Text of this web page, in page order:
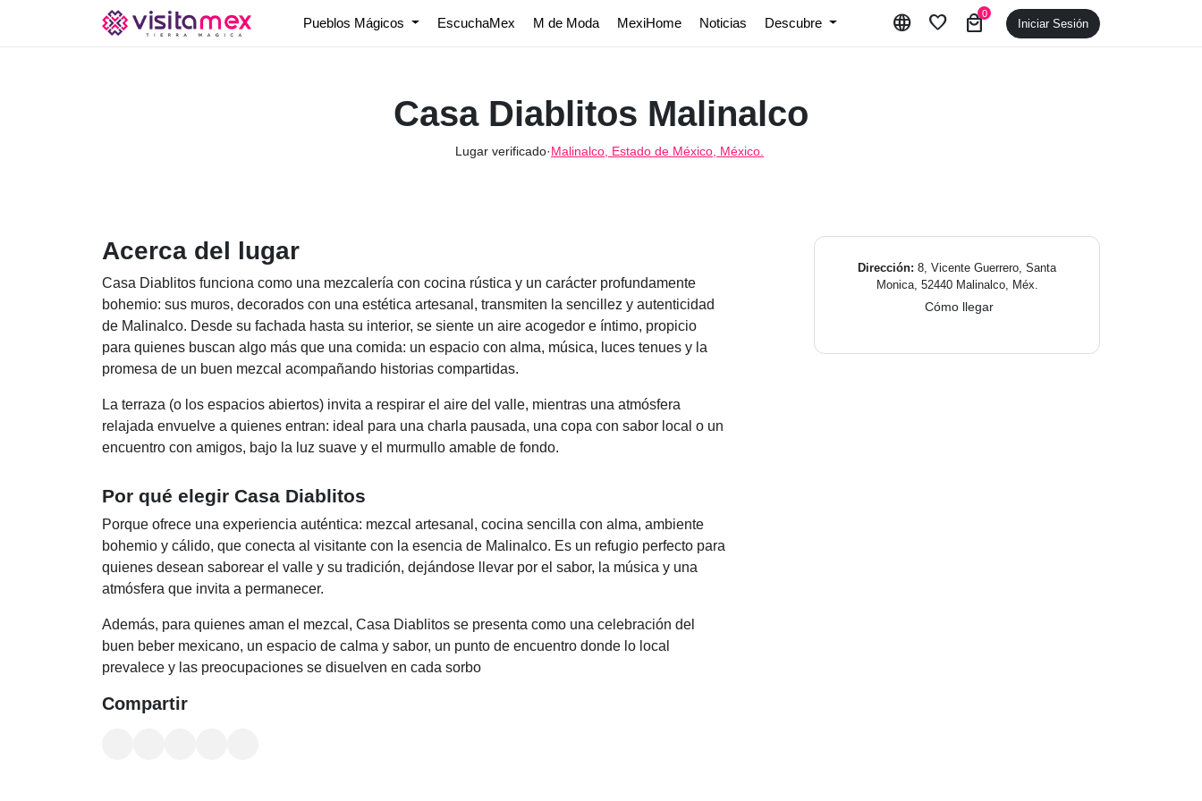
Pueblos Mágicos EscuchaMex M de Moda MexiHome Noticias Descubre language favorite 0
local_mall Iniciar Sesión
Casa Diablitos Malinalco
Lugar verificado·Malinalco, Estado de México, México.
Acerca del lugar
Casa Diablitos funciona como una mezcalería con cocina rústica y un carácter profundamente
bohemio: sus muros, decorados con una estética artesanal, transmiten la sencillez y autenticidad
de Malinalco. Desde su fachada hasta su interior, se siente un aire acogedor e íntimo, propicio
para quienes buscan algo más que una comida: un espacio con alma, música, luces tenues y la
promesa de un buen mezcal acompañando historias compartidas.
La terraza (o los espacios abiertos) invita a respirar el aire del valle, mientras una atmósfera
relajada envuelve a quienes entran: ideal para una charla pausada, una copa con sabor local o un
encuentro con amigos, bajo la luz suave y el murmullo amable de fondo.
Por qué elegir Casa Diablitos
Porque ofrece una experiencia auténtica: mezcal artesanal, cocina sencilla con alma, ambiente
bohemio y cálido, que conecta al visitante con la esencia de Malinalco. Es un refugio perfecto para
quienes desean saborear el valle y su tradición, dejándose llevar por el sabor, la música y una
atmósfera que invita a permanecer.
Además, para quienes aman el mezcal, Casa Diablitos se presenta como una celebración del
buen beber mexicano, un espacio de calma y sabor, un punto de encuentro donde lo local
prevalece y las preocupaciones se disuelven en cada sorbo
Compartir
Dirección: 8, Vicente Guerrero, Santa
Monica, 52440 Malinalco, Méx.
Cómo llegar